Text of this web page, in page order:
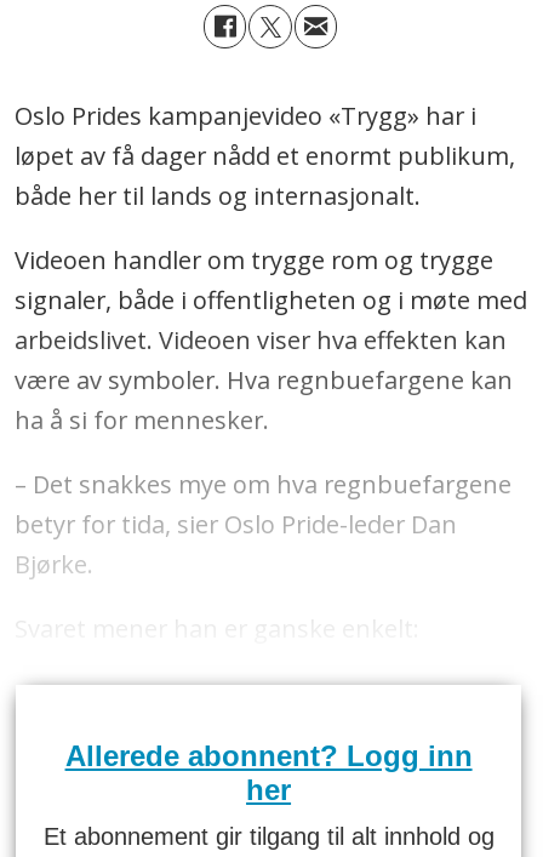
Oslo Prides kampanjevideo «Trygg» har i
løpet av få dager nådd et enormt publikum,
både her til lands og internasjonalt.
Videoen handler om trygge rom og trygge
signaler, både i offentligheten og i møte med
arbeidslivet. Videoen viser hva effekten kan
være av symboler. Hva regnbuefargene kan
ha å si for mennesker.
– Det snakkes mye om hva regnbuefargene
betyr for tida, sier Oslo Pride-leder Dan
Bjørke.
Svaret mener han er ganske enkelt:
Allerede abonnent? Logg inn
her
Et abonnement gir tilgang til alt innhold og